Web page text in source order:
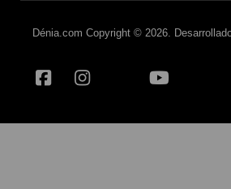
Dénia.com Copyright © 2026.